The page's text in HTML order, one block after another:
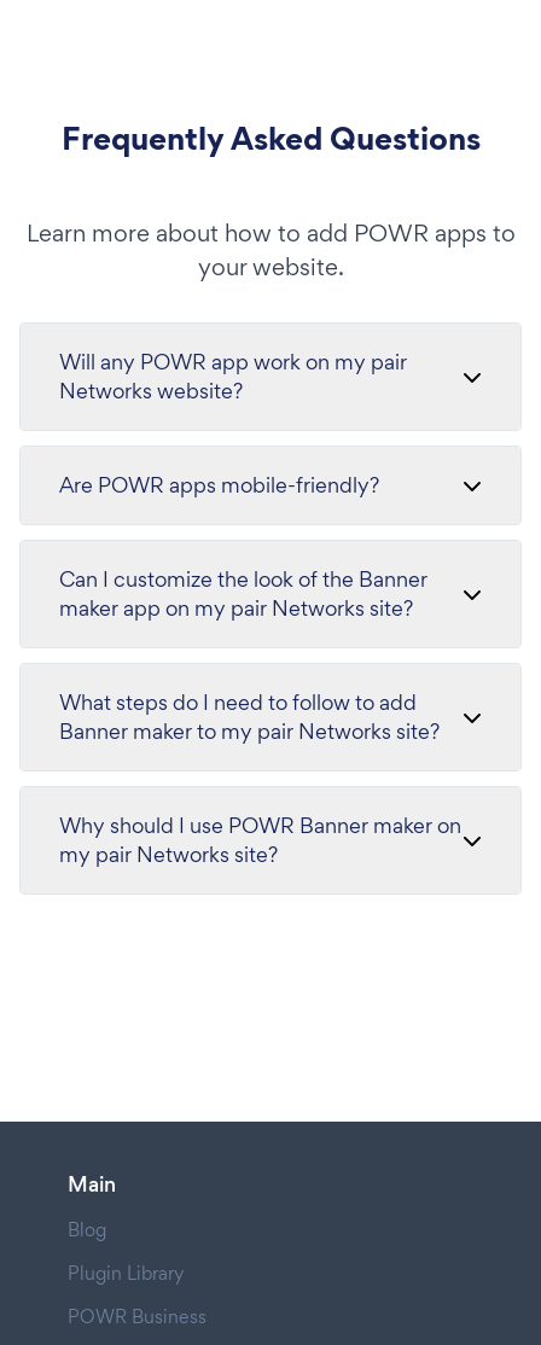
Frequently Asked Questions
Learn more about how to add POWR apps to
your website.
Will any POWR app work on my pair
Networks website?
Are POWR apps mobile-friendly?
Can I customize the look of the Banner
maker app on my pair Networks site?
What steps do I need to follow to add
Banner maker to my pair Networks site?
Why should I use POWR Banner maker on
my pair Networks site?
Main
Blog
Plugin Library
POWR Business